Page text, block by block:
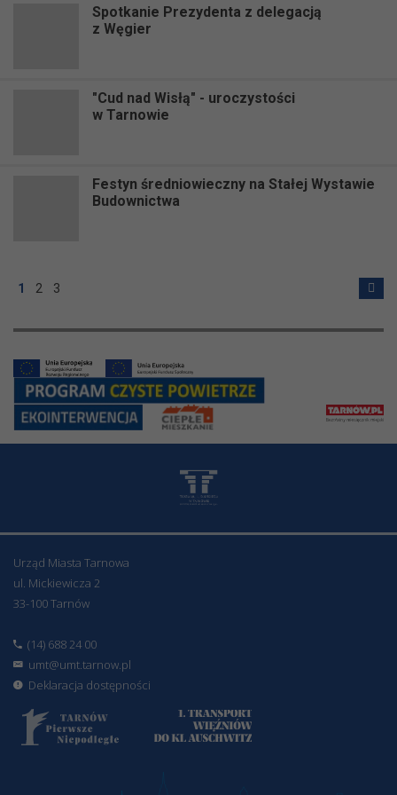
Spotkanie Prezydenta z delegacją
z Węgier
"Cud nad Wisłą" - uroczystości
w Tarnowie
Festyn średniowieczny na Stałej Wystawie
Budownictwa
1 2 3
Urząd Miasta Tarnowa
ul. Mickiewicza 2
33-100 Tarnów
(14) 688 24 00
umt@umt.tarnow.pl
Deklaracja dostępności